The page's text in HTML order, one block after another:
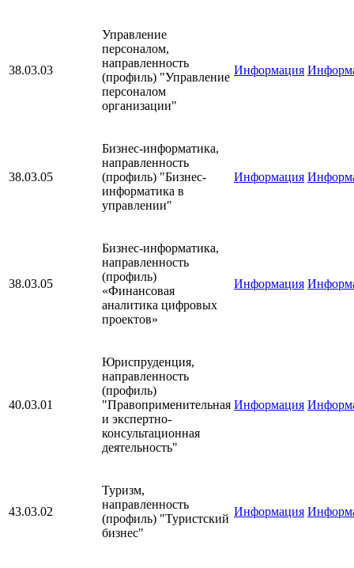
38.03.03
Управление
персоналом,
направленность
(профиль) "Управление
персоналом
организации"
Информация
38.03.05
Бизнес-информатика,
направленность
(профиль) "Бизнес-
информатика в
управлении"
Информация
38.03.05
Бизнес-информатика,
направленность
(профиль)
«Финансовая
аналитика цифровых
проектов»
Информация
40.03.01
Юриспруденция,
направленность
(профиль)
"Правоприменительная
и экспертно-
консультационная
деятельность"
Информация
43.03.02
Туризм,
направленность
(профиль) "Туристский
бизнес"
Информация